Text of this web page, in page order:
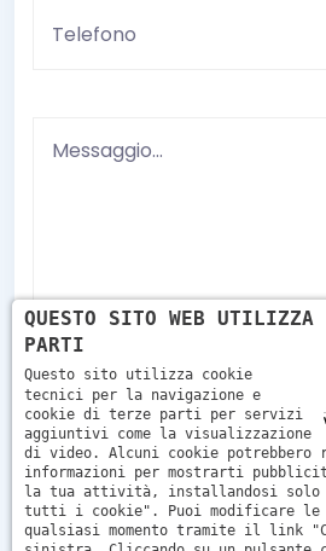
Ho letto e accetto le condizioni
informativa sulla privacy
Invia
QUESTO SITO WEB UTILIZZA
PARTI
Questo sito utilizza cookie
tecnici per la navigazione e
cookie di terze parti per servizi
aggiuntivi come la visualizzazione
di video. Alcuni cookie potrebbero
informazioni per mostrarti
la tua attività, installandosi solo
tutti i cookie". Puoi modificare le
qualsiasi momento tramite il link